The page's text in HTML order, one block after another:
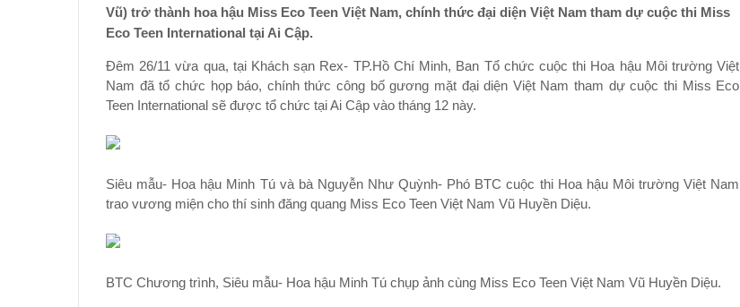
Vũ) trở thành hoa hậu Miss Eco Teen Việt Nam, chính thức đại diện Việt Nam tham dự cuộc thi Miss
Eco Teen International tại Ai Cập.
Đêm 26/11 vừa qua, tại Khách sạn Rex- TP.Hồ Chí Minh, Ban Tổ chức cuộc thi Hoa hậu Môi trường Việt
Nam đã tổ chức họp báo, chính thức công bố gương mặt đại diện Việt Nam tham dự cuộc thi Miss Eco
Teen International sẽ được tổ chức tại Ai Cập vào tháng 12 này.
Siêu mẫu- Hoa hậu Minh Tú và bà Nguyễn Như Quỳnh- Phó BTC cuộc thi Hoa hậu Môi trường Việt Nam
trao vương miện cho thí sinh đăng quang Miss Eco Teen Việt Nam Vũ Huyền Diệu.
BTC Chương trình, Siêu mẫu- Hoa hậu Minh Tú chụp ảnh cùng Miss Eco Teen Việt Nam Vũ Huyền Diệu.